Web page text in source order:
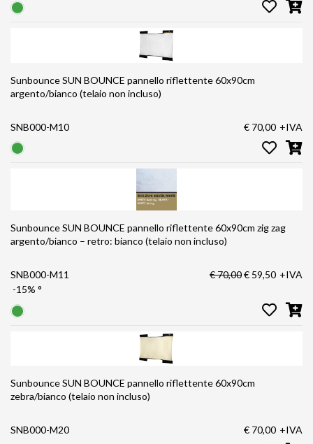
Sunbounce SUN BOUNCE pannello riflettente 60x90cm
argento/bianco (telaio non incluso)
SNB000-M10 € 70,00 +IVA
Sunbounce SUN BOUNCE pannello riflettente 60x90cm zig zag
argento/bianco – retro: bianco (telaio non incluso)
SNB000-M11
-15% °
€ 70,00€ 59,50 +IVA
Sunbounce SUN BOUNCE pannello riflettente 60x90cm
zebra/bianco (telaio non incluso)
SNB000-M20 € 70,00 +IVA